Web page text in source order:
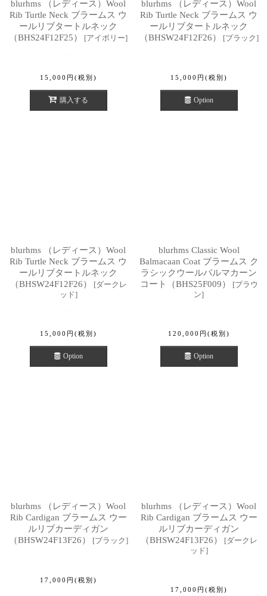
blurhms （レディース）Wool
Rib Turtle Neck ブラームス ウ
ールリブタートルネック
（BHS24F12F25）
[アイボリー]
15,000 円 (税別)
購入する
blurhms （レディース）Wool
Rib Turtle Neck ブラームス ウ
ールリブタートルネック
（BHSW24F12F26）
[ブラック]
15,000 円 (税別)
Option
blurhms （レディース）Wool
Rib Turtle Neck ブラームス ウ
ールリブタートルネック
（BHSW24F12F26）
[ダークレ
ッド]
15,000 円 (税別)
Option
blurhms Classic Wool
Balmacaan Coat ブラームス ク
ラシックウールバルマカーン
コート（BHS25F009）
[ブラウ
ン]
120,000 円 (税別)
Option
blurhms （レディース）Wool
Rib Cardigan ブラームス ウー
ルリブカーディガン
（BHSW24F13F26）
[ブラック]
17,000 円 (税別)
blurhms （レディース）Wool
Rib Cardigan ブラームス ウー
ルリブカーディガン
（BHSW24F13F26）
[ダークレ
ッド]
17,000 円 (税別)